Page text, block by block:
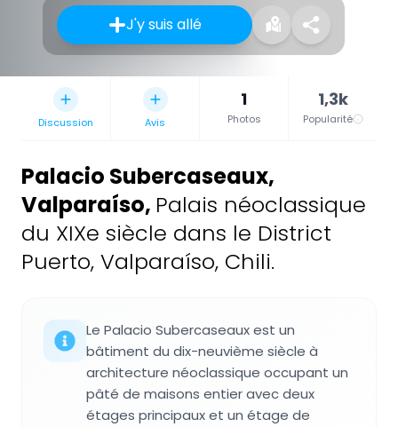
J'y suis allé
Discussion Avis
1
Photos
1,3k
Popularité
Palacio Subercaseaux,
Valparaíso, Palais néoclassique
du XIXe siècle dans le District
Puerto, Valparaíso, Chili.
Le Palacio Subercaseaux est un
bâtiment du dix-neuvième siècle à
architecture néoclassique occupant un
pâté de maisons entier avec deux
étages principaux et un étage de